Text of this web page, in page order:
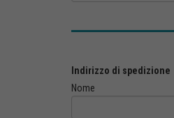
Indirizzo di spedizione
Nome